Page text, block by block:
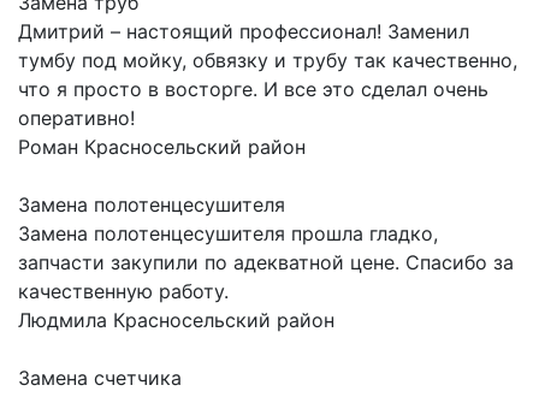
Дмитрий – настоящий профессионал! Заменил
тумбу под мойку, обвязку и трубу так качественно,
что я просто в восторге. И все это сделал очень
оперативно!
Роман Красносельский район
Замена полотенцесушителя
Замена полотенцесушителя прошла гладко,
запчасти закупили по адекватной цене. Спасибо за
качественную работу.
Людмила Красносельский район
Замена счетчика